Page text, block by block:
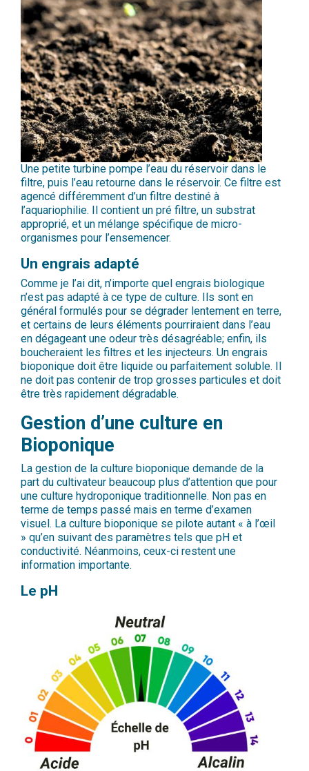
Une petite turbine pompe l’eau du réservoir dans le
filtre, puis l’eau retourne dans le réservoir. Ce filtre est
agencé différemment d’un filtre destiné à
l’aquariophilie. Il contient un pré filtre, un substrat
approprié, et un mélange spécifique de micro-
organismes pour l’ensemencer.
Un engrais adapté
Comme je l’ai dit, n’importe quel engrais biologique
n’est pas adapté à ce type de culture. Ils sont en
général formulés pour se dégrader lentement en terre,
et certains de leurs éléments pourriraient dans l’eau
en dégageant une odeur très désagréable; enfin, ils
boucheraient les filtres et les injecteurs. Un engrais
bioponique doit être liquide ou parfaitement soluble. Il
ne doit pas contenir de trop grosses particules et doit
être très rapidement dégradable.
Gestion d’une culture en
Bioponique
La gestion de la culture bioponique demande de la
part du cultivateur beaucoup plus d’attention que pour
une culture hydroponique traditionnelle. Non pas en
terme de temps passé mais en terme d’examen
visuel. La culture bioponique se pilote autant « à l’œil
» qu’en suivant des paramètres tels que pH et
conductivité. Néanmoins, ceux-ci restent une
information importante.
Le pH